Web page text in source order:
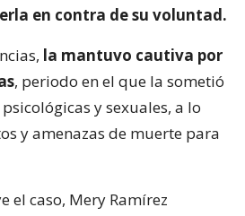
en contra de su voluntad.
la mantuvo cautiva por
, periodo en el que la sometió
y sexuales, a lo
y amenazas de muerte para
el caso, Mery Ramírez